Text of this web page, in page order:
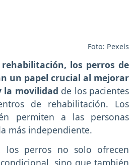
Foto: Pexels
los perros de
un papel crucial al mejorar
la movilidad de los pacientes
de rehabilitación. Los
permiten a las personas
más independiente.
los perros no solo ofrecen
sino que también